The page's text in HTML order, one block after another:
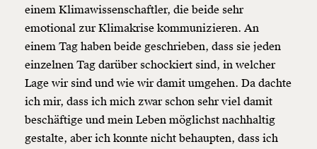
einem Klimawissenschaftler, die beide sehr
emotional zur Klimakrise kommunizieren. An
einem Tag haben beide geschrieben, dass sie jeden
einzelnen Tag darüber schockiert sind, in welcher
Lage wir sind und wie wir damit umgehen. Da dachte
ich mir, dass ich mich zwar schon sehr viel damit
beschäftige und mein Leben möglichst nachhaltig
gestalte, aber ich konnte nicht behaupten, dass ich